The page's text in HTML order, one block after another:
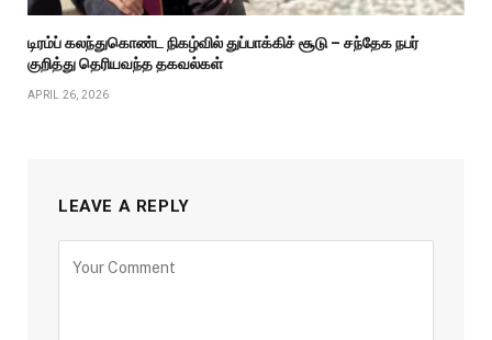
டிரம்ப் கலந்துகொண்ட நிகழ்வில் துப்பாக்கிச் சூடு – சந்தேக நபர்
குறித்து தெரியவந்த தகவல்கள்
APRIL 26, 2026
LEAVE A REPLY